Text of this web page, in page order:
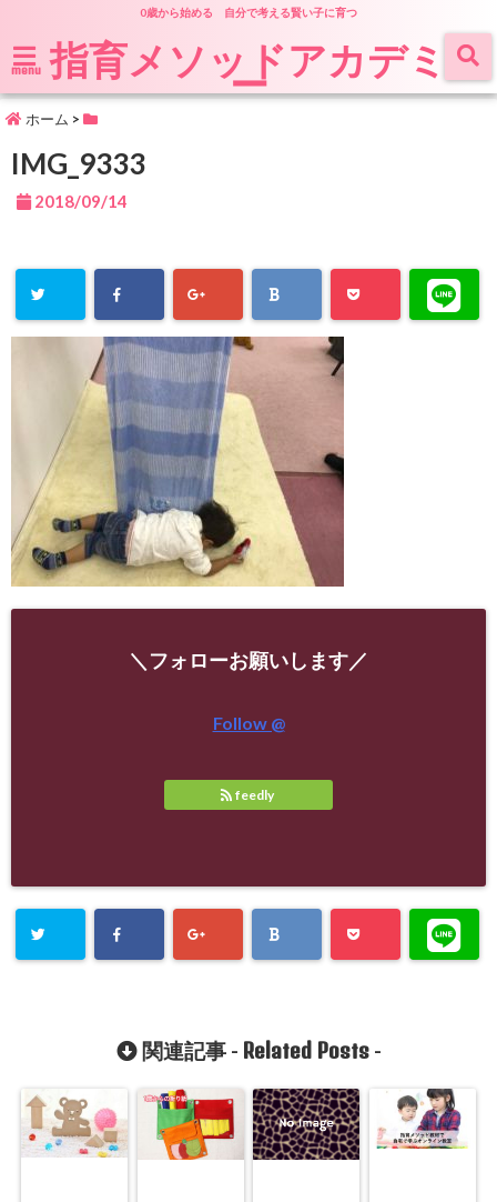
0歳から始める 自分で考える賢い子に育つ
menu 指育メソッドアカデミ
ー
ホーム >
IMG_9333
2018/09/14
＼フォローお願いします／
Follow @
feedly
関連記事 - Related Posts-